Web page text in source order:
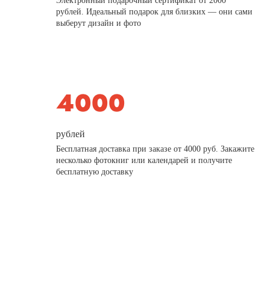
рублей. Идеальный подарок для близких — они сами
выберут дизайн и фото
рублей
Бесплатная доставка при заказе от 4000 руб. Закажите
несколько фотокниг или календарей и получите
бесплатную доставку